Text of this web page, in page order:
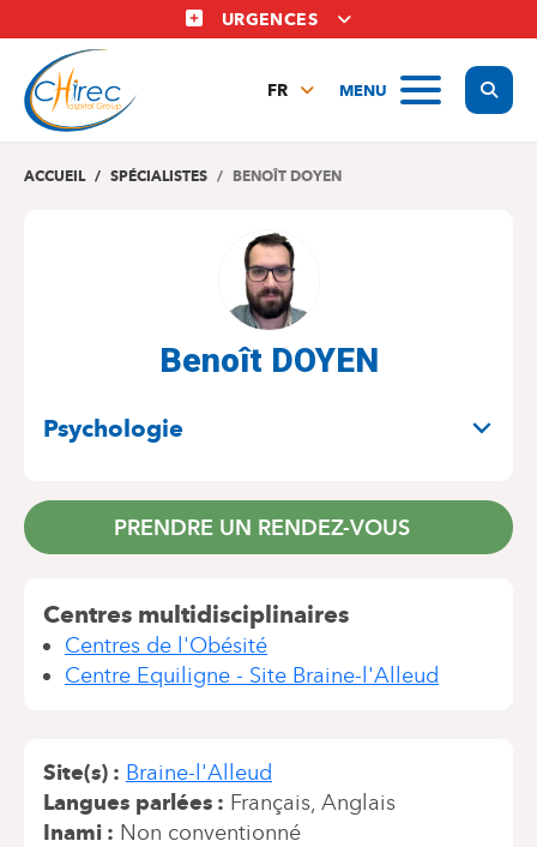
au
contenu
principal
URGENCES
MENU
FR
EN
ACCUEIL SPÉCIALISTES BENOÎT DOYEN
Benoît DOYEN
Psychologie
PRENDRE UN RENDEZ-VOUS
Centres multidisciplinaires
Centres de l'Obésité
Centre Equiligne - Site Braine-l'Alleud
Site(s)
Braine-l'Alleud
Langues parlées
Français Anglais
Inami
Non conventionné